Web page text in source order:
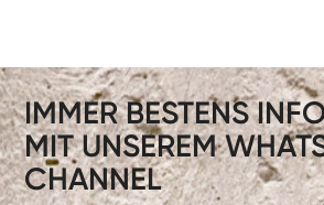
IMMER BESTENS
MIT UNSEREM
CHANNEL